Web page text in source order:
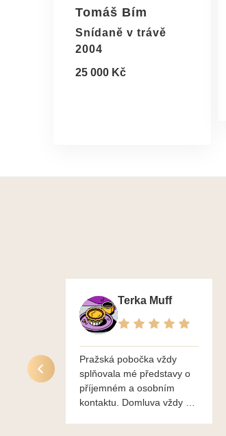
Tomáš Bím
Snídaně v trávě
2004
25 000 Kč
Terka Muff
Pražská pobočka vždy
splňovala mé představy o
příjemném a osobním
kontaktu. Domluva vždy na